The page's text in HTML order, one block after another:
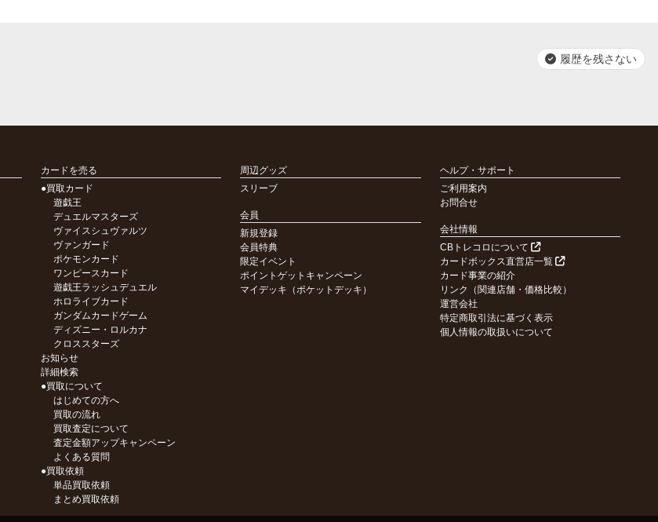
履歴を残さない
カードを売る
●買取カード
遊戯王
デュエルマスターズ
ヴァイスシュヴァルツ
ヴァンガード
ポケモンカード
ワンピースカード
遊戯王ラッシュデュエル
ホロライブカード
ガンダムカードゲーム
ディズニー・ロルカナ
クロススターズ
お知らせ
詳細検索
●買取について
はじめての方へ
買取の流れ
買取査定について
査定金額アップキャンペーン
よくある質問
●買取依頼
単品買取依頼
まとめ買取依頼
周辺グッズ
スリーブ
会員
新規登録
会員特典
限定イベント
ポイントゲットキャンペーン
マイデッキ（ポケットデッキ）
ヘルプ・サポート
ご利用案内
お問合せ
会社情報
CBトレコロについて
カードボックス直営店一覧
カード事業の紹介
リンク（関連店舗・価格比較）
運営会社
特定商取引法に基づく表示
個人情報の取扱いについて